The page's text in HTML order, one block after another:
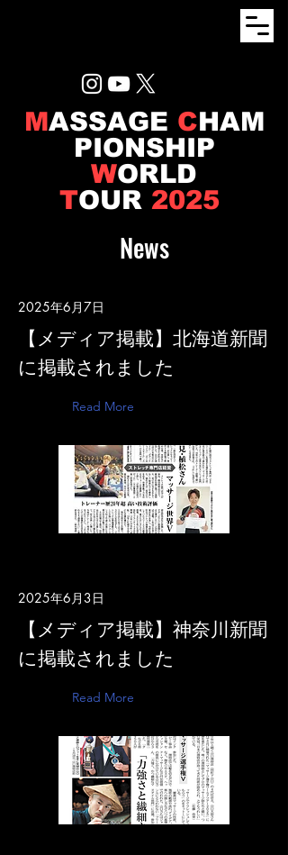
MASSAGE CHAM
PIONSHIP
WORLD
TOUR 2025
News
2025年6月7日
【メディア掲載】北海道新聞
に掲載されました
Read More
2025年6月3日
【メディア掲載】神奈川新聞
に掲載されました
Read More